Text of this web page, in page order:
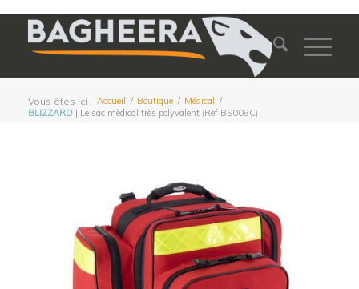
Vous êtes ici : Accueil / Boutique / Médical
/
BLIZZARD| Le sac mèdical très polyvalent (Ref BS008C)